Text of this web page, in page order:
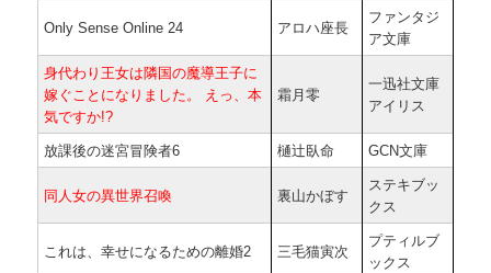
Only Sense Online 24 アロハ座長
ファンタジ
ア文庫
身代わり王女は隣国の魔導王子に
嫁ぐことになりました。 えっ、本
気ですか!?
霜月零
一迅社文庫
アイリス
放課後の迷宮冒険者6 樋辻臥命 GCN文庫
同人女の異世界召喚 裏山かぼす
ステキブッ
クス
これは、幸せになるための離婚2 三毛猫寅次
プティルブ
ックス